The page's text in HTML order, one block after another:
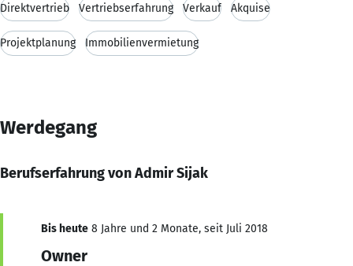
Direktvertrieb Vertriebserfahrung Verkauf Akquise
Projektplanung Immobilienvermietung
Werdegang
Berufserfahrung von Admir Sijak
Bis heute 8 Jahre und 2 Monate, seit Juli 2018
Owner